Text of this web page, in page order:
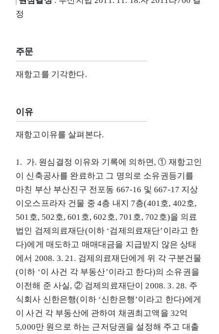
정
주문
재항고를 기각한다.
이유
재항고이유를 살펴본다.
1. 가. 원심결정 이유와 기록에 의하면, ① 재항고인
이 신축공사를 완료하고 그 명의로 소유권등기를
마친 부산 부산진구 전포동 667-16 및 667-17 지상
이오스프라자 건물 중 4층 내지 7층(401호, 402호,
501호, 502호, 601호, 602호, 701호, 702호)을 의료
법인 검제의료재단(이하 ‘검제의료재단’이라고 한
다)에게 매도하고 매매대금을 지급받지 않은 상태
에서 2008. 3. 21. 검제의료재단에게 위 각 구분건물
(이하 ‘이 사건 각 부동산’이라고 한다)의 소유권을
이전해 준 사실, ② 검제의료재단이 2008. 3. 28. 주
식회사 신한은행(이하 ‘신한은행’이라고 한다)에게
이 사건 각 부동산에 관하여 채권최고액을 32억
5,000만 원으로 하는 근저당권을 설정해 주고 대출